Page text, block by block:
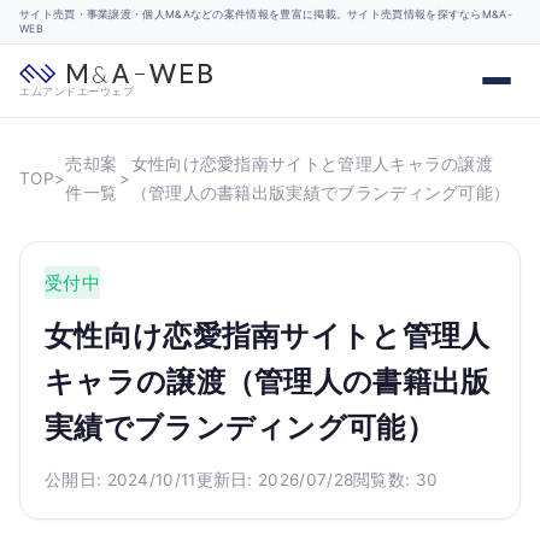
サイト売買・事業譲渡・個人M&Aなどの案件情報を豊富に掲載。サイト売買情報を探すならM&A-
WEB
エムアンドエーウェブ
TOP>
売却案
件一覧
>
女性向け恋愛指南サイトと管理人キャラの譲渡
（管理人の書籍出版実績でブランディング可能）
受付中
女性向け恋愛指南サイトと管理人
キャラの譲渡（管理人の書籍出版
実績でブランディング可能）
公開日: 2024/10/11更新日: 2026/07/28閲覧数: 30